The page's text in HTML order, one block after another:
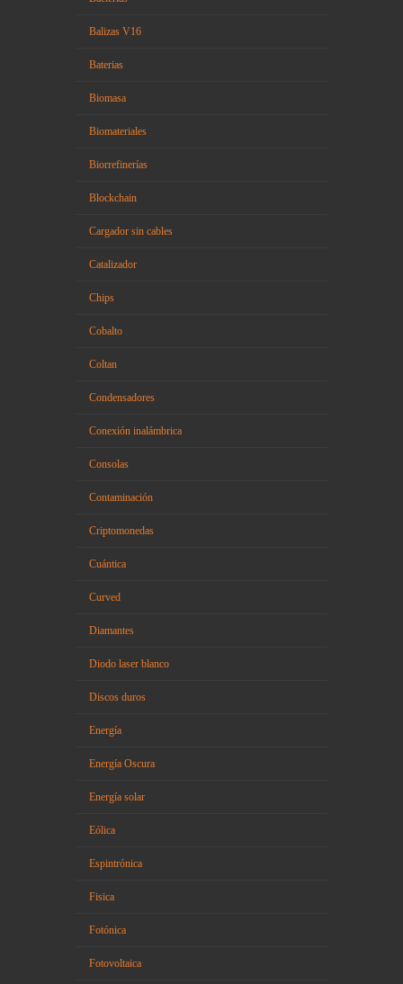
Balizas V16
Baterias
Biomasa
Biomateriales
Biorrefinerías
Blockchain
Cargador sin cables
Catalizador
Chips
Cobalto
Coltan
Condensadores
Conexión inalámbrica
Consolas
Contaminación
Criptomonedas
Cuántica
Curved
Diamantes
Diodo laser blanco
Discos duros
Energía
Energía Oscura
Energía solar
Eólica
Espintrónica
Fisica
Fotónica
Fotovoltaica